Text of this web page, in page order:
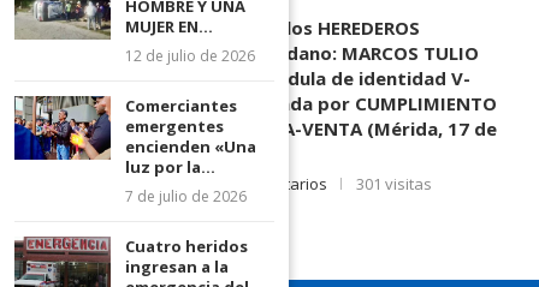
EDICTO SE HACE SABER: A los HEREDEROS
DESCONOCIDOS del ciudadano: MARCOS TULIO
) cédula de identidad V-
3.003.963, Parte demandada por CUMPLIMIENTO
DE CONTRATO DE COMPRA-VENTA (Mérida, 17 de
Junio de 2026)
17 de junio de 2026 0 comentarios 301 visitas
HOMBRE Y UNA
MUJER EN...
12 de julio de 2026
Comerciantes
emergentes
encienden «Una
luz por la...
7 de julio de 2026
Cuatro heridos
ingresan a la